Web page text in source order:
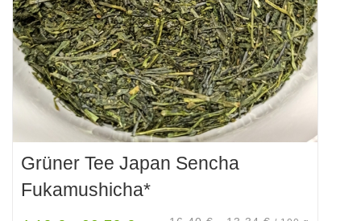
der
Produktseite
gewählt
werden
Grüner Tee Japan Sencha
Fukamushicha*